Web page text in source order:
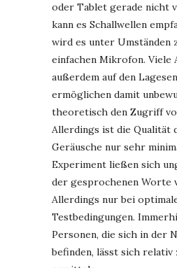
oder Tablet gerade nicht
kann es Schallwellen
wird es unter Umständen
einfachen Mikrofon. Viele
außerdem auf den
ermöglichen damit
theoretisch den Zugriff
Allerdings ist die Qualität
Geräusche nur sehr
Experiment ließen sich
der gesprochenen Worte
Allerdings nur bei
Testbedingungen.
Personen, die sich in der
befinden, lässt sich relativ